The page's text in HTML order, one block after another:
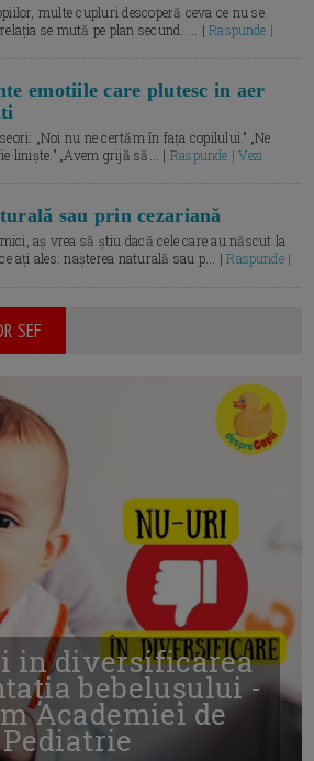
multe cupluri descoperă ceva ce nu se
se mută pe plan secund. ... |Raspunde |
emotiile care plutesc in aer
„Noi nu ne certăm în fața copilului.” „Ne
liniște.” „Avem grijă să... | Raspunde | Vezi
sau prin cezariană
aș vrea să știu dacă cele care au născut la
ați ales: nașterea naturală sau p... |Raspunde |
SEF
in diversificarea
bebelușului -
Academiei de
Pediatrie